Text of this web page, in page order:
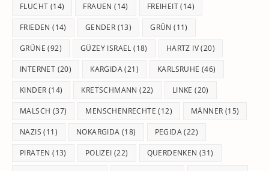
FLUCHT (14) FRAUEN (14) FREIHEIT(14)
FRIEDEN (14) GENDER (13) GRÜN (11)
GRÜNE (92) GÜZEY ISRAEL (18) HARTZ IV(20)
INTERNET (20) KARGIDA(21) KARLSRUHE (46)
KINDER (14) KRETSCHMANN (22) LINKE (20)
MALSCH (37) MENSCHENRECHTE (12) MÄNNER (15)
NAZIS (11) NOKARGIDA (18) PEGIDA(22)
PIRATEN (13) POLIZEI (22) QUERDENKEN (31)